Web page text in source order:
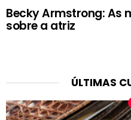
Becky Armstrong: As
sobre a atriz
ÚLTIMAS